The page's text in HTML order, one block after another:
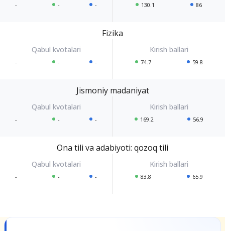
- - - 130.1 86
Fizika
- - - 74.7 59.8
Jismoniy madaniyat
- - - 169.2 56.9
Ona tili va adabiyoti: qozoq tili
- - - 83.8 65.9